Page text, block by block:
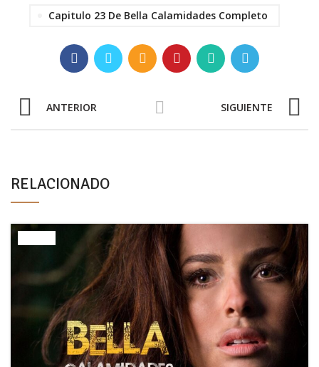
Capitulo 23 De Bella Calamidades Completo
ANTERIOR SIGUIENTE
RELACIONADO